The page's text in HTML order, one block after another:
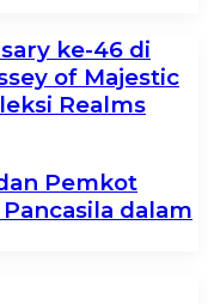
ke-46 di
of Majestic
Realms
Pemkot
dalam